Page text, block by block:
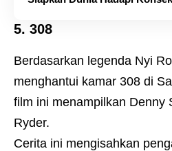
5. 308
Berdasarkan legenda Nyi
menghantui kamar 308 di
film ini menampilkan Denny
Ryder.
Cerita ini mengisahkan